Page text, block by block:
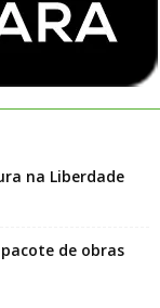
na Liberdade
de obras